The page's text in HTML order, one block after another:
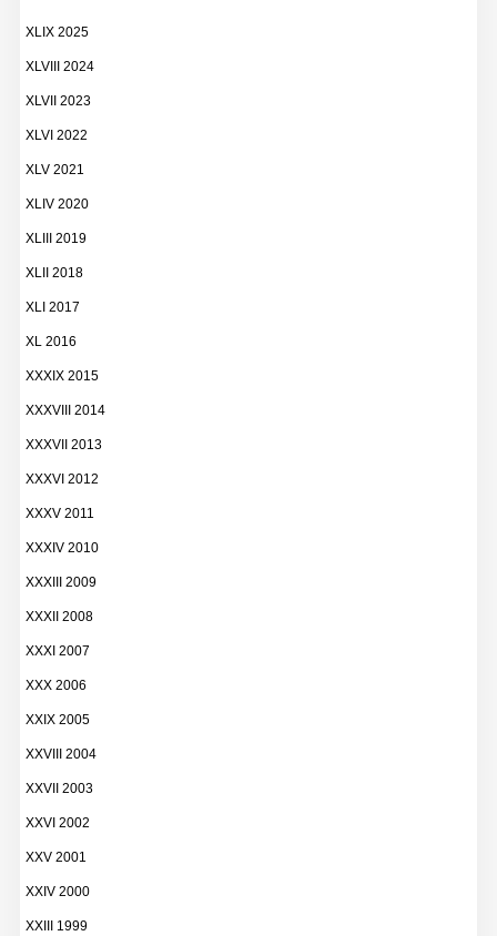
XLIX 2025
XLVIII 2024
XLVII 2023
XLVI 2022
XLV 2021
XLIV 2020
XLIII 2019
XLII 2018
XLI 2017
XL 2016
XXXIX 2015
XXXVIII 2014
XXXVII 2013
XXXVI 2012
XXXV 2011
XXXIV 2010
XXXIII 2009
XXXII 2008
XXXI 2007
XXX 2006
XXIX 2005
XXVIII 2004
XXVII 2003
XXVI 2002
XXV 2001
XXIV 2000
XXIII 1999